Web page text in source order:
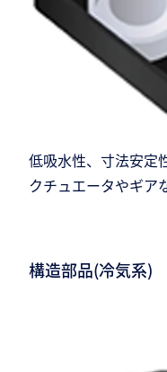
低吸水性、寸法安定
クチュエータやギア
構造部品(冷気系)